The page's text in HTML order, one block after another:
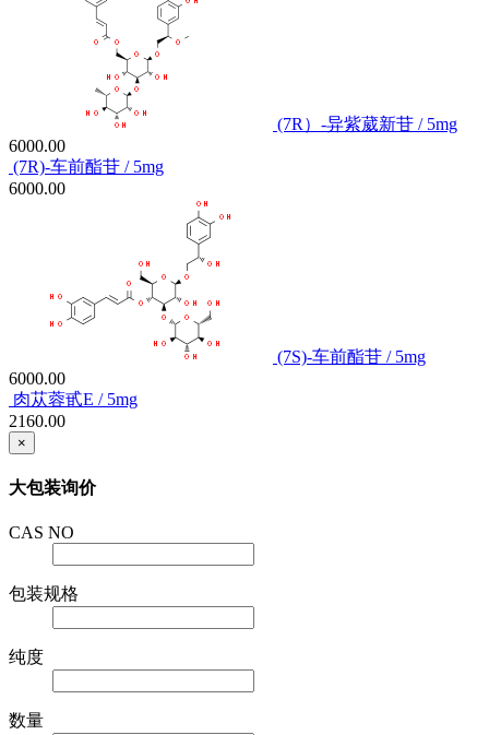
(7R）-异紫葳新苷 / 5mg
6000.00
(7R)-车前酯苷 / 5mg
6000.00
(7S)-车前酯苷 / 5mg
6000.00
肉苁蓉甙E / 5mg
2160.00
×
大包装询价
CAS NO
包装规格
纯度
数量